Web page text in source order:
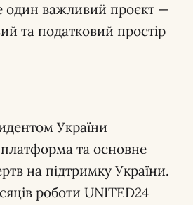
один важливий проєкт —
та податковий простір
України
та основне
на підтримку України.
роботи UNITED24